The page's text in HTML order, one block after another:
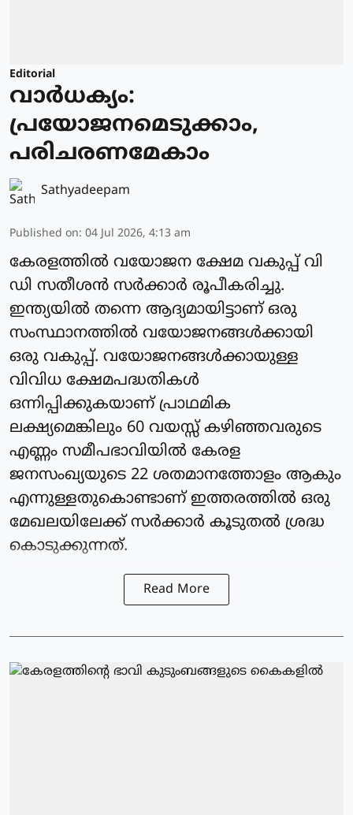
Editorial
വാർധക്യം:
പ്രയോജനമെടുക്കാം,
പരിചരണമേകാം
Sathyadeepam
Published on: 04 Jul 2026, 4:13 am
കേരളത്തിൽ വയോജന ക്ഷേമ വകുപ്പ് വി
ഡി സതീശൻ സർക്കാർ രൂപീകരിച്ചു.
ഇന്ത്യയിൽ തന്നെ ആദ്യമായിട്ടാണ് ഒരു
സംസ്ഥാനത്തിൽ വയോജനങ്ങൾക്കായി
ഒരു വകുപ്പ്. വയോജനങ്ങൾക്കായുള്ള
വിവിധ ക്ഷേമപദ്ധതികൾ
ഒന്നിപ്പിക്കുകയാണ് പ്രാഥമിക
ലക്ഷ്യമെങ്കിലും 60 വയസ്സ് കഴിഞ്ഞവരുടെ
എണ്ണം സമീപഭാവിയിൽ കേരള
ജനസംഖ്യയുടെ 22 ശതമാനത്തോളം ആകും
എന്നുള്ളതുകൊണ്ടാണ് ഇത്തരത്തിൽ ഒരു
മേഖലയിലേക്ക് സർക്കാർ കൂടുതൽ ശ്രദ്ധ
കൊടുക്കുന്നത്.
Read More